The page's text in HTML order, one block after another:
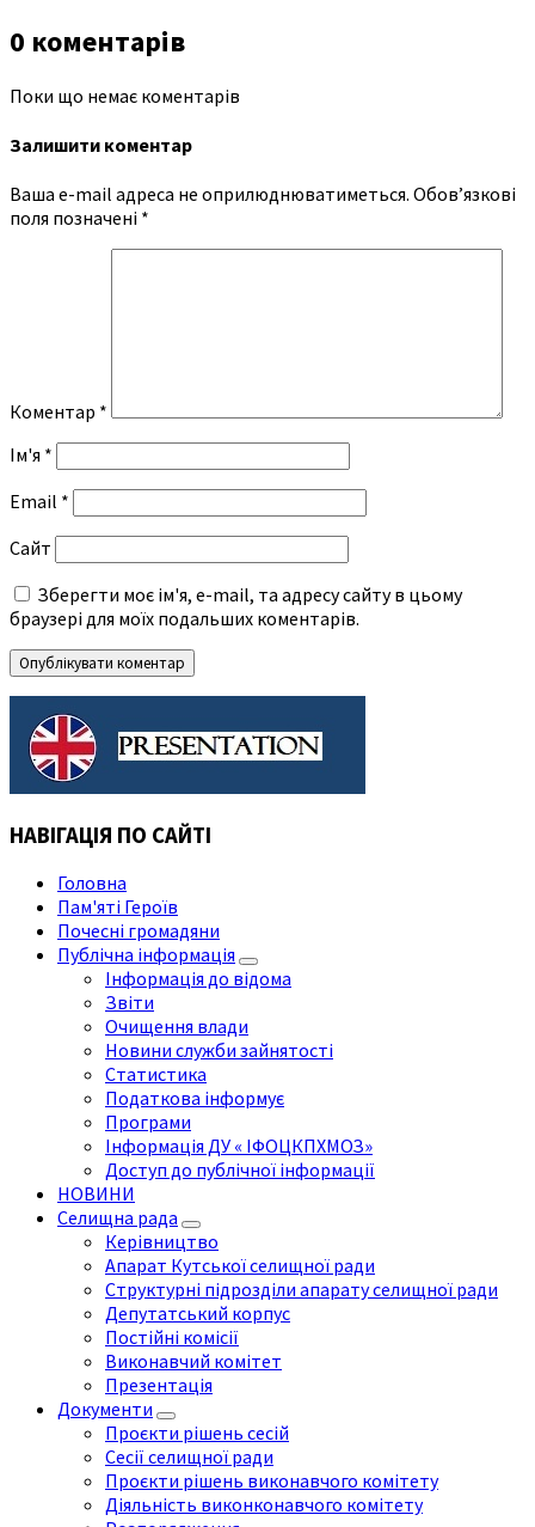
0 коментарів
Поки що немає коментарів
Залишити коментар
Ваша e-mail адреса не оприлюднюватиметься. Обов’язкові
поля позначені *
Коментар *
Ім'я *
Email *
Сайт
Зберегти моє ім'я, e-mail, та адресу сайту в цьому
браузері для моїх подальших коментарів.
НАВІГАЦІЯ ПО САЙТІ
Головна
Пам'яті Героїв
Почесні громадяни
Публічна інформація
Інформація до відома
Звіти
Очищення влади
Новини служби зайнятості
Статистика
Податкова інформує
Програми
Інформація ДУ « ІФОЦКПХМОЗ»
Доступ до публічної інформації
НОВИНИ
Селищна рада
Керівництво
Апарат Кутської селищної ради
Структурні підрозділи апарату селищної ради
Депутатський корпус
Постійні комісії
Виконавчий комітет
Презентація
Документи
Проєкти рішень сесій
Сесії селищної ради
Проєкти рішень виконавчого комітету
Діяльність виконконавчого комітету